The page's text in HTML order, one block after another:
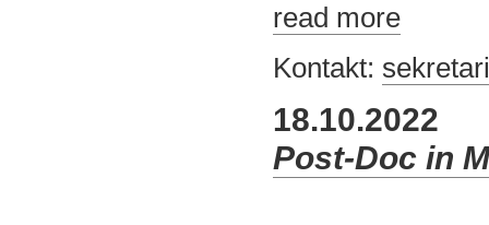
read more
Kontakt:
18.10.2022
Post-Doc in